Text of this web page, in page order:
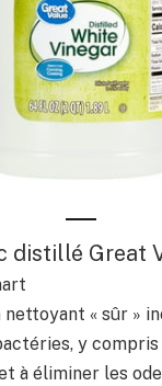
distillé Great
nettoyant « sûr »
y
à éliminer les